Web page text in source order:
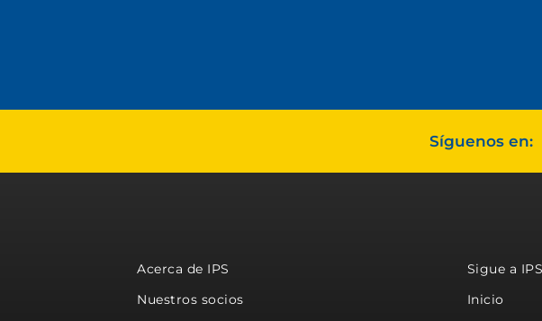
Síguenos en:
Acerca de IPS
Nuestros socios
Sigue a IPS
Inicio